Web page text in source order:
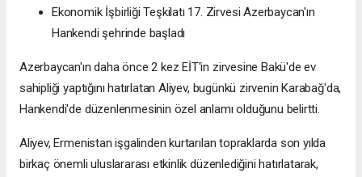
Ekonomik İşbirliği Teşkilatı 17. Zirvesi Azerbaycan'ın
Hankendi şehrinde başladı
Azerbaycan'ın daha önce 2 kez EİT'in zirvesine Bakü'de ev
sahipliği yaptığını hatırlatan Aliyev, bugünkü zirvenin Karabağ'da,
Hankendi'de düzenlenmesinin özel anlamı olduğunu belirtti.
Aliyev, Ermenistan işgalinden kurtarılan topraklarda son yılda
birkaç önemli uluslararası etkinlik düzenlediğini hatırlatarak,